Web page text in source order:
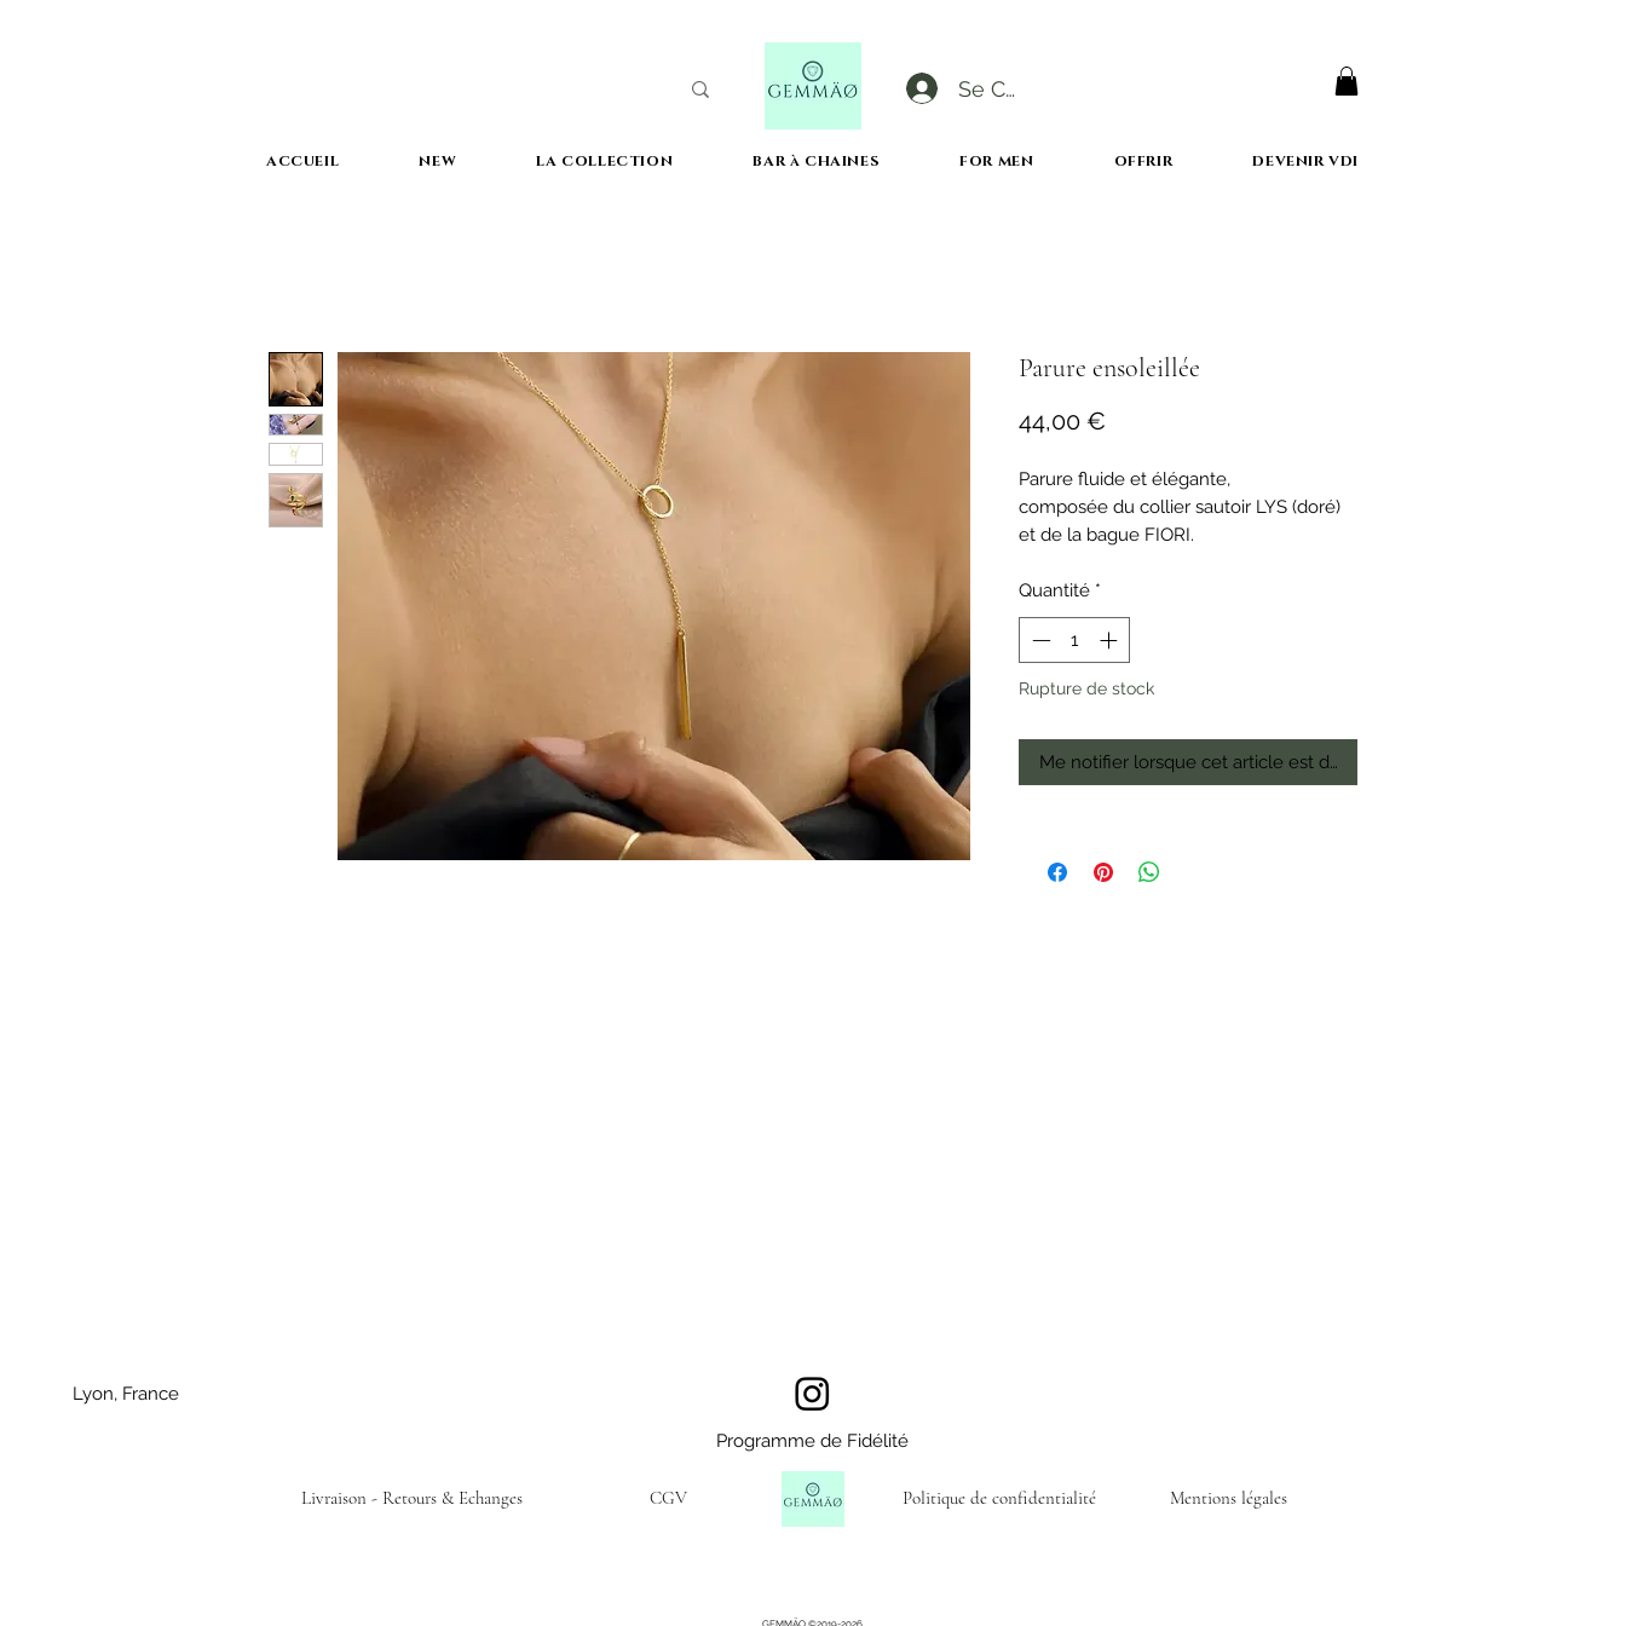
Se Connecter
ACCUEIL NEW LA COLLECTION BAR à CHAINES FOR MEN OFFRIR DEVENIR VDI
Parure ensoleillée
44,00 €
Parure fluide et élégante,
composée du collier sautoir LYS (doré)
et de la bague FIORI.
Quantité *
Rupture de stock
Me notifier lorsque cet article est disponible
Lyon, France
Programme de Fidélité
Livraison - Retours & Echanges CGV Politique de confidentialité Mentions légales
GEMMÄO ©2019-2026